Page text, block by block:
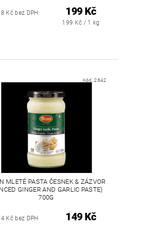
Kč bez DPH 199 Kč
199 Kč / 1 kg
Kód:2642
MLETÉ PASTA ČESNEK & ZÁZVOR
GINGER AND GARLIC PASTE)
700G
Kč bez DPH 149 Kč